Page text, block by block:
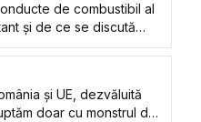
de combustibil al
și de ce se discută
și UE, dezvăluită
doar cu monstrul din